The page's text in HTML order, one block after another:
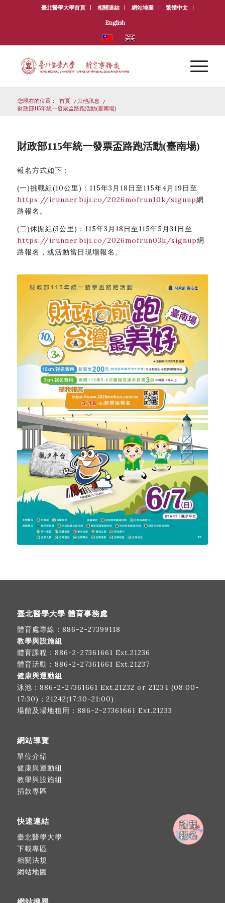
臺北醫學大學首頁 相關連結 網站地圖 繁體中文
English
您現在的位置： 首頁 / 其他訊息
/
財政部115年統一發票盃路跑活動(臺南場)
財政部115年統一發票盃路跑活動(臺南場)
報名方式如下：
(一)挑戰組(10公里)：115年3月18日至115年4月19日至
https://irunner.biji.co/2026mofrun10k/signup網
路報名。
(二)休閒組(3公里)：115年3月18日至115年5月31日至
https://irunner.biji.co/2026mofrun03k/signup網
路報名，或活動當日現場報名。
臺北醫學大學 體育事務處
體育處專線： 886-2-27399118
教學與設施組
體育課程： 886-2-27361661 Ext.21236
體育活動： 886-2-27361661 Ext.21237
健康與運動組
泳池： 886-2-27361661 Ext.21232 or 21234 (08:00-
17:30)；21242(17:30-21:00)
場館及場地租用： 886-2-27361661 Ext.21233
網站導覽
單位介紹
健康與運動組
教學與設施組
捐款專區
快速連結
臺北醫學大學
下載專區
相關法規
網站地圖